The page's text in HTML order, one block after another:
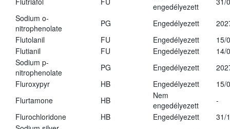
engedélyezett
Sodium o-
nitrophenolate
PG Engedélyezett
Flutolanil
FU Engedélyezett
15/
Flutianil
FU Engedélyezett
14/
Sodium p-
nitrophenolate
PG Engedélyezett
Fluroxypyr
HB Engedélyezett
15/
Flurtamone
HB
Nem
engedélyezett
-
Flurochloridone
HB Engedélyezett
31/